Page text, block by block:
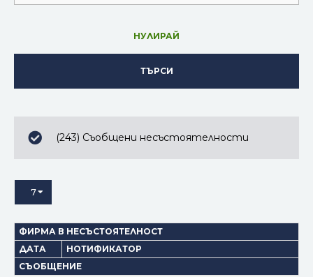
НУЛИРАЙ
ТЪРСИ
(243) Съобщени несъстоятелности
7
ДАТА
ФИРМА В НЕСЪСТОЯТЕЛНОСТ
НОТИФИКАТОР
СЪОБЩЕНИЕ